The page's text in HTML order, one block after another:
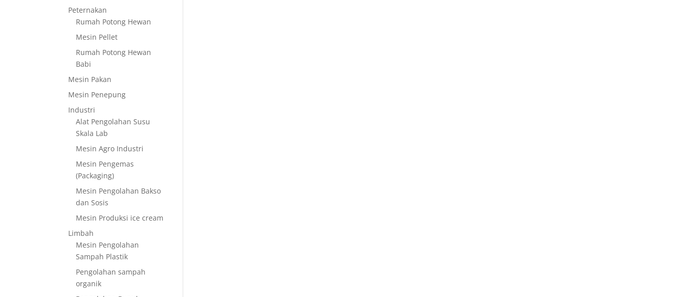
Peternakan
Rumah Potong Hewan
Mesin Pellet
Rumah Potong Hewan
Babi
Mesin Pakan
Mesin Penepung
Industri
Alat Pengolahan Susu
Skala Lab
Mesin Agro Industri
Mesin Pengemas
(Packaging)
Mesin Pengolahan Bakso
dan Sosis
Mesin Produksi ice cream
Limbah
Mesin Pengolahan
Sampah Plastik
Pengolahan sampah
organik